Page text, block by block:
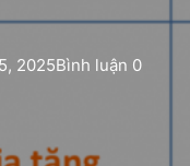
2025Bình luận 0